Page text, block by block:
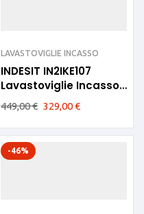
LAVASTOVIGLIE INCASSO
INDESIT IN2IKE107
Lavastoviglie Incasso
Classe E
449,00€ 329,00€
-46%